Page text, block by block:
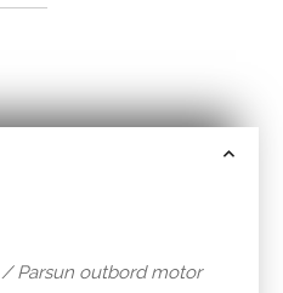
Parsun outbord motor